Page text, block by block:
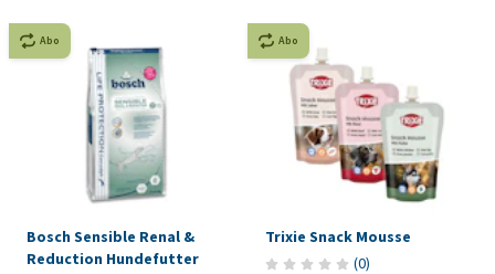
Abo
Bosch Sensible Renal &
Reduction Hundefutter
Abo
Trixie Snack Mousse
(0)